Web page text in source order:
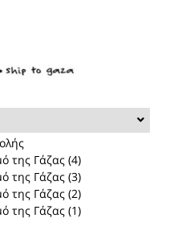
της Γάζας (4)
της Γάζας (3)
της Γάζας (2)
της Γάζας (1)